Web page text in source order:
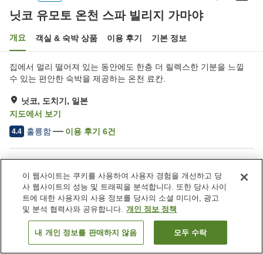
닛코 유모토 온천 스파 빌리지 가마야
개요 객실 & 숙박 상품 이용 후기 기본 정보
집에서 멀리 떨어져 있는 동안에도 한층 더 릴렉스한 기분을 느낄
수 있는 편안한 숙박을 제공하는 온천 료칸.
닛코, 도치기, 일본
지도에서 보기
4.4 훌륭함 이용 후기 6건
주차장
스파 / 미용실
자동판매기
다목적실
객실 보기
이 웹사이트는 쿠키를 사용하여 사용자 경험을 개선하고 당
사 웹사이트의 성능 및 트래픽을 분석합니다. 또한 당사 사이
트에 대한 사용자의 사용 정보를 당사의 소셜 미디어, 광고
및 분석 협력사와 공유합니다. 개인 정보 정책
내 개인 정보를 판매하지 않음 모두 수락